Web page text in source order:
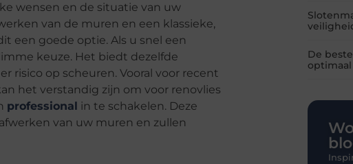
wensen en de situatie van uw
van de muren en een klassieke,
een goede optie. Als u snel een
keuze. Het biedt dezelfde
risico op scheuren. Vooral voor recent
het verstandig zijn om voor renovlies
professional
in te schakelen. Deze
van uw muren en zullen
De